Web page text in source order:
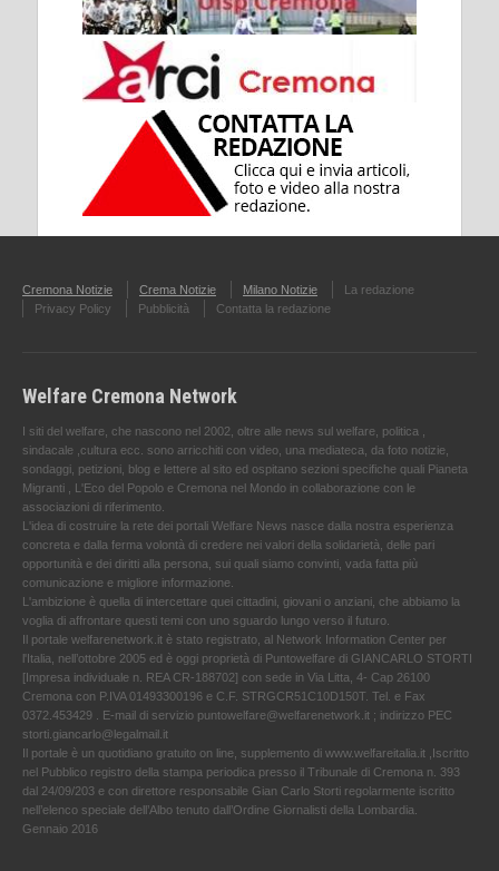
Cremona Notizie Crema Notizie Milano Notizie
La redazione
Privacy Policy
Pubblicità Contatta la redazione
Welfare Cremona Network
I siti del welfare, che nascono nel 2002, oltre alle news sul welfare, politica ,
sindacale ,cultura ecc. sono arricchiti con video, una mediateca, da foto notizie,
sondaggi, petizioni, blog e lettere al sito ed ospitano sezioni specifiche quali Pianeta
Migranti , L'Eco del Popolo e Cremona nel Mondo in collaborazione con le
associazioni di riferimento.
L'idea di costruire la rete dei portali Welfare News nasce dalla nostra esperienza
concreta e dalla ferma volontà di credere nei valori della solidarietà, delle pari
opportunità e dei diritti alla persona, sui quali siamo convinti, vada fatta più
comunicazione e migliore informazione.
L'ambizione è quella di intercettare quei cittadini, giovani o anziani, che abbiamo la
voglia di affrontare questi temi con uno sguardo lungo verso il futuro.
Il portale welfarenetwork.it è stato registrato, al Network Information Center per
l'Italia, nell’ottobre 2005 ed è oggi proprietà di Puntowelfare di GIANCARLO STORTI
[Impresa individuale n. REA CR-188702] con sede in Via Litta, 4- Cap 26100
Cremona con P.IVA 01493300196 e C.F. STRGCR51C10D150T. Tel. e Fax
0372.453429 . E-mail di servizio puntowelfare@welfarenetwork.it ; indirizzo PEC
storti.giancarlo@legalmail.it
Il portale è un quotidiano gratuito on line, supplemento di www.welfareitalia.it ,Iscritto
nel Pubblico registro della stampa periodica presso il Tribunale di Cremona n. 393
dal 24/09/203 e con direttore responsabile Gian Carlo Storti regolarmente iscritto
nell’elenco speciale dell’Albo tenuto dall’Ordine Giornalisti della Lombardia.
Gennaio 2016